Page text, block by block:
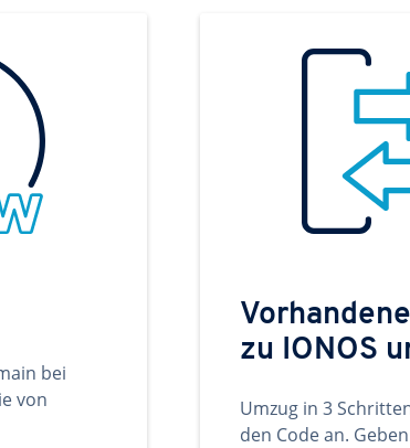
bei
von
zu IONOS
Umzug in 3
den Code an.